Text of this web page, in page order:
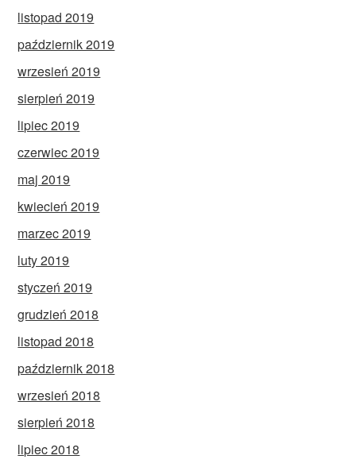
listopad 2019
październik 2019
wrzesień 2019
sierpień 2019
lipiec 2019
czerwiec 2019
maj 2019
kwiecień 2019
marzec 2019
luty 2019
styczeń 2019
grudzień 2018
listopad 2018
październik 2018
wrzesień 2018
sierpień 2018
lipiec 2018